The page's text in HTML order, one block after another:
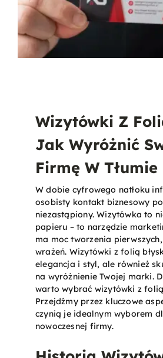
Wizytówki Z
Jak Wyróżnić
Firmę W Tłumie
W dobie cyfrowego natłoku
osobisty kontakt biznesowy
niezastąpiony. Wizytówka to
papieru – to narzędzie
ma moc tworzenia
wrażeń. Wizytówki z folią
elegancja i styl, ale również
na wyróżnienie Twojej marki.
warto wybrać wizytówki z folią
Przejdźmy przez kluczowe
czynią je idealnym wyborem
nowoczesnej firmy.